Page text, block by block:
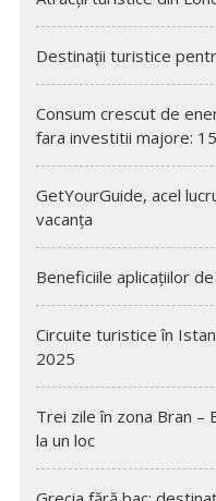
Destinații turistice
Consum crescut de
fara investitii majore:
GetYourGuide, acel
vacanța
Beneficiile aplicațiilor
Circuite turistice în
2025
Trei zile în zona Bran –
la un loc